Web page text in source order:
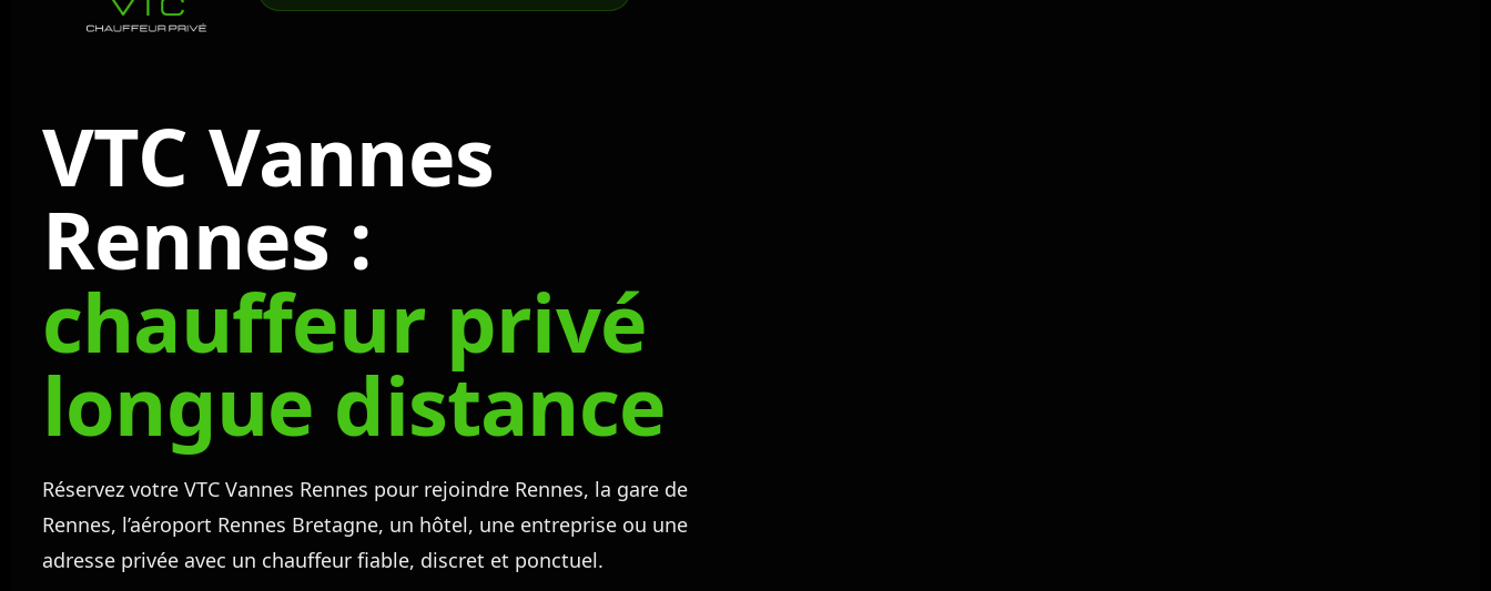
VTC Vannes
Rennes :
chauffeur privé
longue distance
Réservez votre VTC Vannes Rennes pour rejoindre Rennes, la gare de
Rennes, l’aéroport Rennes Bretagne, un hôtel, une entreprise ou une
adresse privée avec un chauffeur fiable, discret et ponctuel.